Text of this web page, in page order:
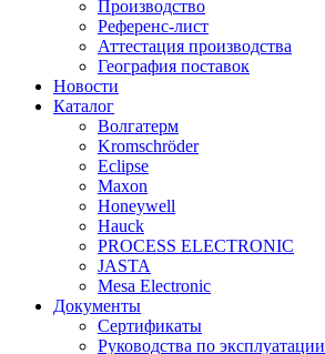
Производство
Референс-лист
Аттестация производства
География поставок
Новости
Каталог
Волгатерм
Kromschröder
Eclipse
Maxon
Honeywell
Hauck
PROCESS ELECTRONIC
JASTA
Mesa Electronic
Документы
Сертификаты
Руководства по эксплуатации